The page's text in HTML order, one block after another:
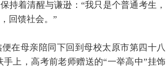
持着清醒与谦逊：“我只是个普通考生，
回馈社会。”
在母亲陪同下回到母校太原市第四十八
上，高考前老师赠送的“一举高中”挂饰